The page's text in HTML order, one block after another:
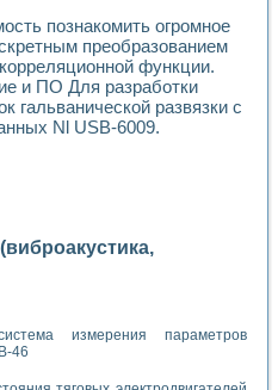
познакомить огромное
преобразованием
функции.
и ПО Для разработки
гальванической развязки с
Nl USB-6009.
измерения параметров
46